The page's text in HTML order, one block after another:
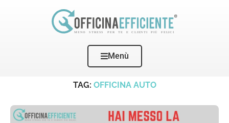
Menù
Posts tagged with "officina auto"
TAG: OFFICINA AUTO